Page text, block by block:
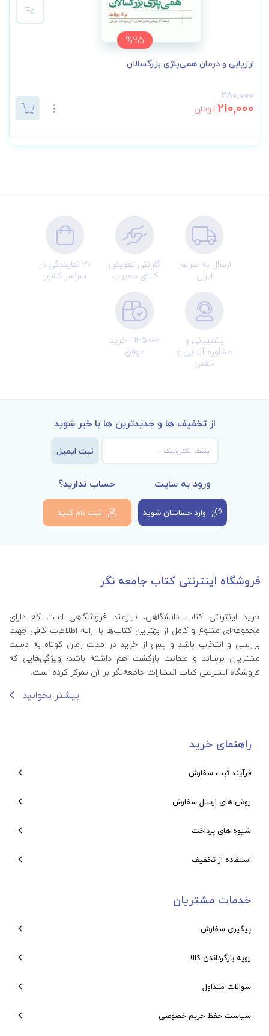
%25
Fa
ارزیابی و درمان همی‌پلژی بزرگسالان
280,000
210,000 تومان
ارسال به سراسر
ایران
گارانتی تعویض
کالای معیوب
30 نمایندگی در
سراسر کشور
پشتیبانی و
مشاوره آنلاین و
تلفنی
135000+ خرید
موفق
از تخفیف ها و جدیدترین ها با خبر شوید
ثبت ایمیل
ورود به سایت
وارد حسابتان شوید
حساب ندارید؟
ثبت نام کنید
فروشگاه اینترنتی کتاب جامعه نگر
خرید اینترنتی کتاب‌ دانشگاهی، نیازمند فروشگاهی است که دارای
مجموعه‌ای متنوع و کامل از بهترین کتاب‌ها با ارائه اطلاعات کافی جهت
بررسی و انتخاب باشد و پس از خرید در مدت زمان کوتاه به دست
مشتریان برساند و ضمانت بازگشت هم داشته باشد؛ ویژگی‌هایی که
فروشگاه اینترنتی کتاب انتشارات جامعه‌نگر بر آن تمرکز کرده است.
بیشتر بخوانید
راهنمای خرید
فرآیند ثبت سفارش
روش های ارسال سفارش
شیوه های پرداخت
استفاده از تخفیف
خدمات مشتریان
پیگیری سفارش
رویه بازگرداندن کالا
سوالات متداول
سیاست حفظ حریم خصوصی